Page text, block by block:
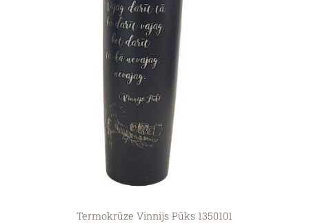
Termokrūze Vinnijs Pūks 1350101